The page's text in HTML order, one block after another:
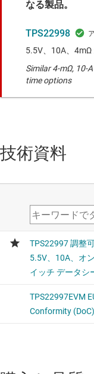
なる製品。
TPS22998
5.5V、10A、4mΩ
Similar 4-mΩ, 10-
time options
技術資料